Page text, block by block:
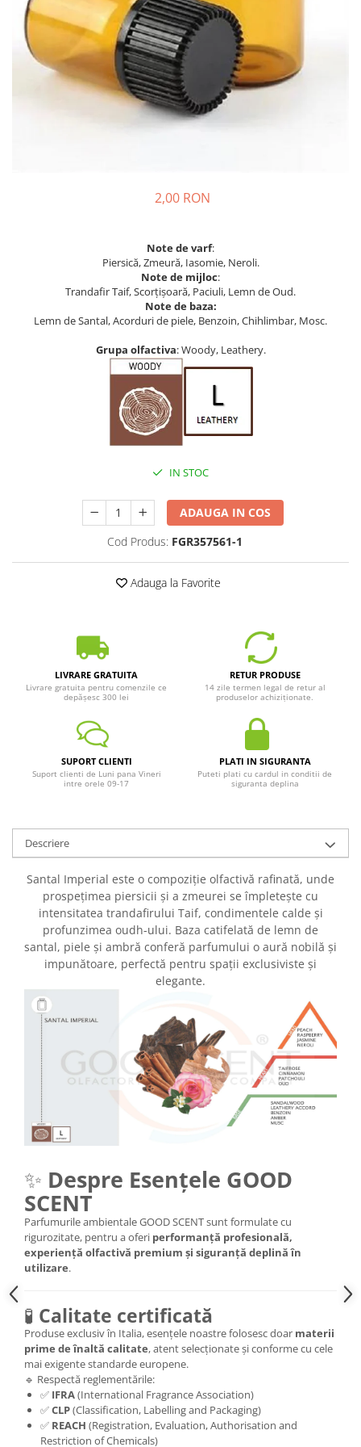
2,00 RON
Note de varf:
Piersică, Zmeură, Iasomie, Neroli.
Note de mijloc:
Trandafir Taif, Scorțișoară, Paciuli, Lemn de Oud.
Note de baza:
Lemn de Santal, Acorduri de piele, Benzoin, Chihlimbar, Mosc.
Grupa olfactiva: Woody, Leathery.
IN STOC
ADAUGA IN COS
Cod Produs: FGR357561-1
Adauga la Favorite
LIVRARE GRATUITA
Livrare gratuita pentru comenzile ce
depășesc 300 lei
RETUR PRODUSE
14 zile termen legal de retur al
produselor achiziționate.
SUPORT CLIENTI
Suport clienti de Luni pana Vineri
intre orele 09-17
PLATI IN SIGURANTA
Puteti plati cu cardul in conditii de
siguranta deplina
Descriere
Santal Imperial este o compoziție olfactivă rafinată, unde
prospețimea piersicii și a zmeurei se împletește cu
intensitatea trandafirului Taif, condimentele calde și
profunzimea oudh-ului. Baza catifelată de lemn de
santal, piele și ambră conferă parfumului o aură nobilă și
impunătoare, perfectă pentru spații exclusiviste și
elegante.
✨ Despre Esențele GOOD
SCENT
Parfumurile ambientale GOOD SCENT sunt formulate cu
rigurozitate, pentru a oferi performanță profesională,
experiență olfactivă premium și siguranță deplină în
utilizare.
🧪 Calitate certificată
Produse exclusiv în Italia, esențele noastre folosesc doar materii
prime de înaltă calitate, atent selecționate și conforme cu cele
mai exigente standarde europene.
🔹 Respectă reglementările:
✅ IFRA(International Fragrance Association)
✅CLP(Classification, Labelling and Packaging)
✅ REACH (Registration, Evaluation, Authorisation and
Restriction of Chemicals)